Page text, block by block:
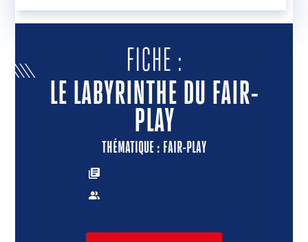
ENVOYER UNE ACTION
FICHE :
LE LABYRINTHE DU FAIR-
PLAY
THÉMATIQUE : FAIR-PLAY